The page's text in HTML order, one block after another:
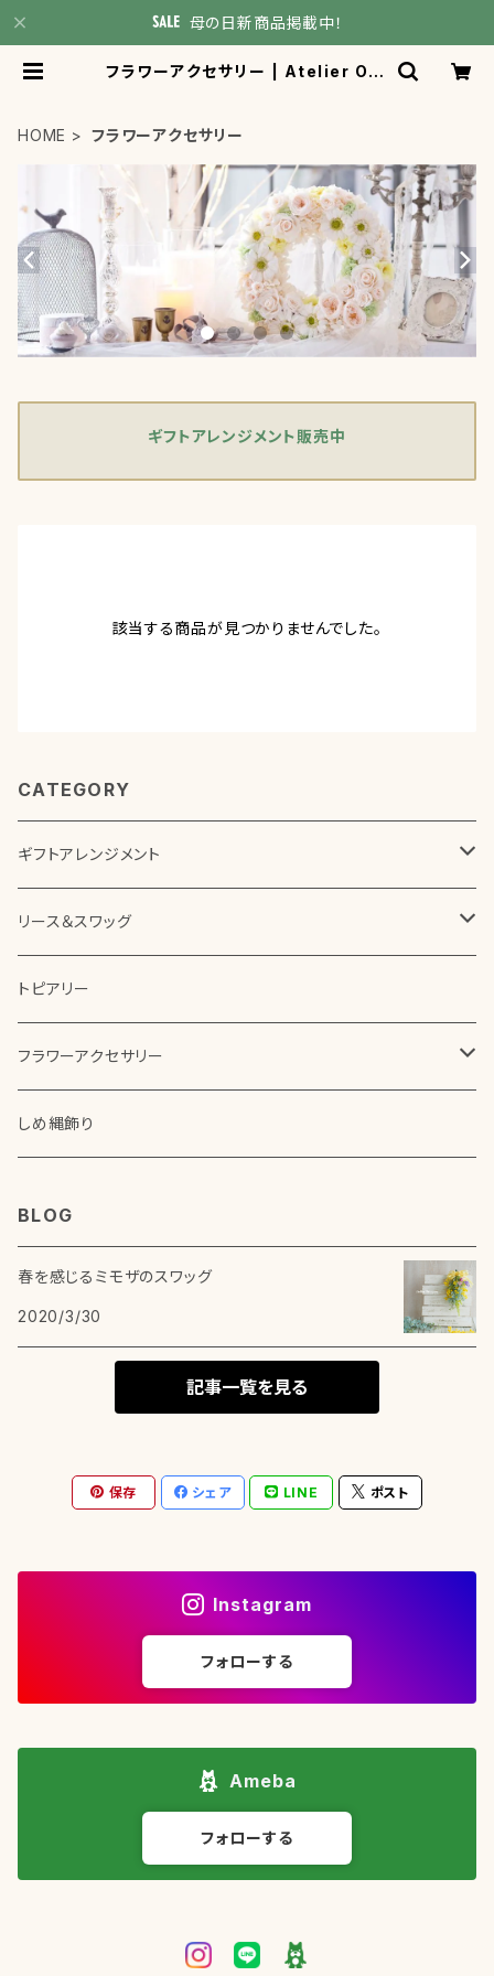
母の日新商品掲載中！
フラワーアクセサリー | Atelier Ora
HOME フラワーアクセサリー
ギフトアレンジメント販売中
該当する商品が見つかりませんでした。
CATEGORY
ギフトアレンジメント
ボックスアレンジメント
花器を使ったアレンジメント
その他アレンジメント
リース＆スワッグ
プリザーブドフラワー
アーティフィシャルフラワー（造花）
ドライフラワー
トピアリー
フラワーアクセサリー
コサージュ
しめ縄飾り
BLOG
春を感じるミモザのスワッグ
2020/3/30
記事一覧を見る
保存 シェア LINE ポスト
Instagram
フォローする
Ameba
フォローする